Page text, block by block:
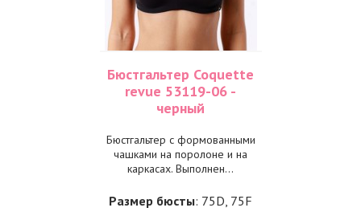
Бюстгальтер Coquette
revue 53119-06 -
черный
Бюстгальтер с формованными
чашками на поролоне и на
каркасах. Выполнен...
Размер бюсты: 75D, 75F